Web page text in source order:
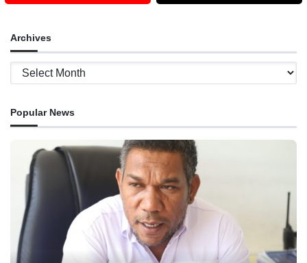
Archives
Archives
Popular News